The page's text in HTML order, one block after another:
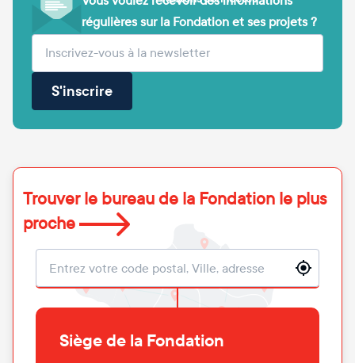
régulières sur la Fondation et ses projets ?
Votre adresse e-mail (obligatoire)
S'inscrire
Trouver le bureau de la Fondation le plus
proche
Localisation
Siège de la Fondation